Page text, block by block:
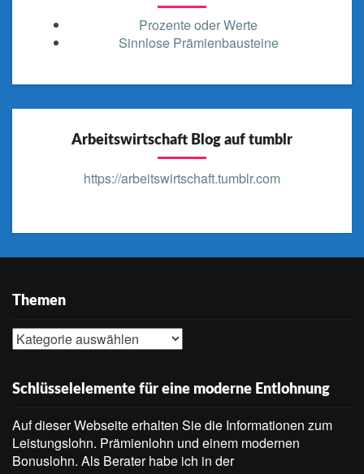
Prozente oder Werte
Sinnlose Prämienbausteine
Arbeitswirtschaft Blog auf tumblr
https://arbeitswirtschaft.tumblr.com
Themen
Themen
Schlüsselelemente für eine moderne Entlohnung
Auf dieser Webseite erhalten Sie die Informationen zum
Leistungslohn. Prämienlohn und einem modernen
Bonuslohn. Als Berater habe ich in der